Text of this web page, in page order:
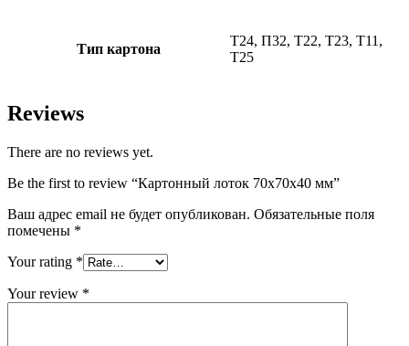
Тип картона
Т24, П32, Т22, Т23, Т11,
Т25
Reviews
There are no reviews yet.
Be the first to review “Картонный лоток 70х70х40 мм”
Ваш адрес email не будет опубликован. Обязательные поля
помечены *
Your rating *
Your review *